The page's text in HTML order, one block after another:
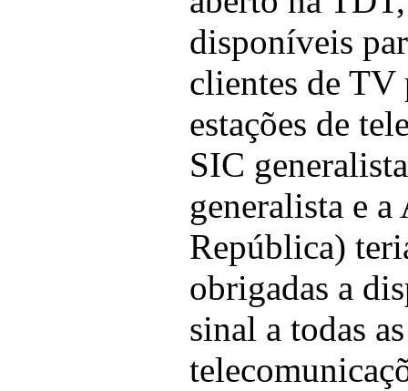
disponíveis
clientes de TV
estações de
SIC
generalista e a
República)
obrigadas a
sinal a todas